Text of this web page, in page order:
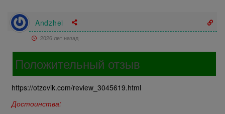
Andzhei
2026 лет назад
Положительный отзыв
https://otzovik.com/review_3045619.html
Достоинства: